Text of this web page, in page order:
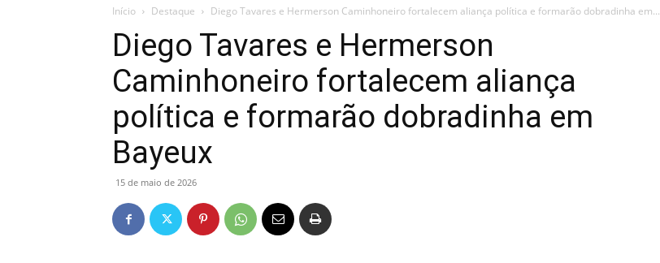
Início Destaque Diego Tavares e Hermerson Caminhoneiro fortalecem aliança política e formarão dobradinha em...
Diego Tavares e Hermerson
Caminhoneiro fortalecem aliança
política e formarão dobradinha em
Bayeux
15 de maio de 2026